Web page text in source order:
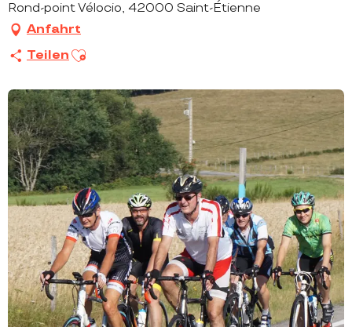
Rond-point Vélocio, 42000 Saint-Étienne
Anfahrt
Teilen Ajouter aux favoris